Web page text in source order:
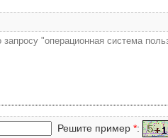
запросу "операционная система
Решите пример *: